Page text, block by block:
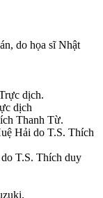
do họa sĩ Nhật
dịch.
dịch
Thanh Từ.
Hải do T.S. Thích
T.S. Thích duy